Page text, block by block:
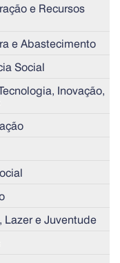
e Recursos
e Abastecimento
Social
Inovação,
Lazer e Juventude